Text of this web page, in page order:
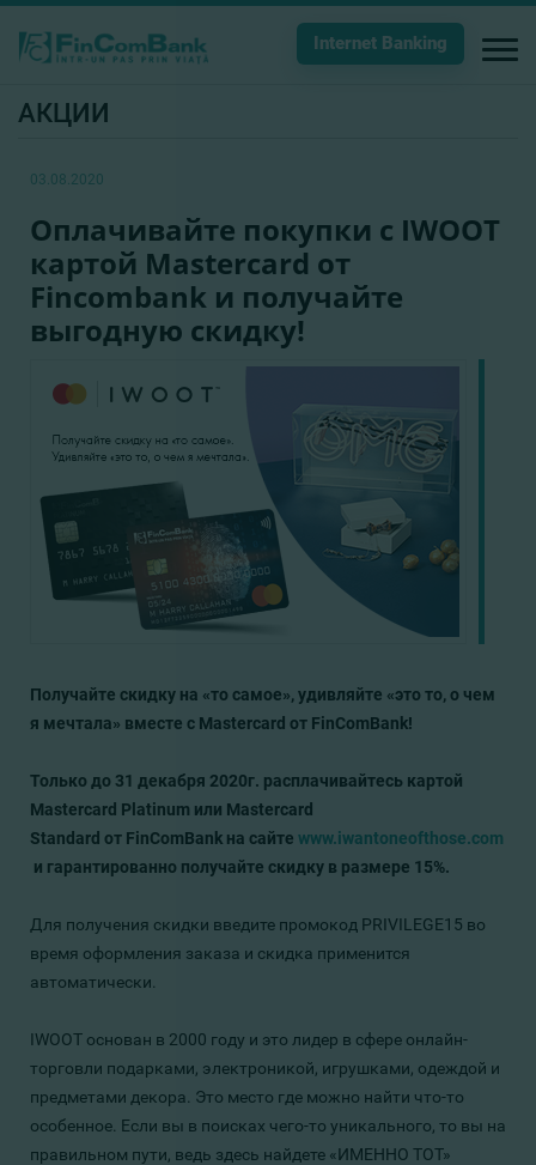
Internet Banking
АКЦИИ
03.08.2020
Оплачивайте покупки с IWOOT
картой Mastercard от
Fincombank и получайте
выгодную скидку!
Получайте скидку на «то самое», удивляйте «это то, о чем
я мечтала» вместе с Mastercard от FinComBank!
Только до 31 декабря 2020г. расплачивайтесь картой
Мastercard Platinum или Мastercard
Standard от FinComBank на сайте www.iwantoneofthose.com
и гарантированно получайте скидку в размере 15%.
Для получения скидки введите промокод PRIVILEGE15 во
время оформления заказа и скидка применится
автоматически.
IWOOT основан в 2000 году и это лидер в сфере онлайн-
торговли подарками, электроникой, игрушками, одеждой и
предметами декора. Это место где можно найти что-то
особенное. Если вы в поисках чего-то уникального, то вы на
правильном пути, ведь здесь найдете «ИМЕННО ТОТ»